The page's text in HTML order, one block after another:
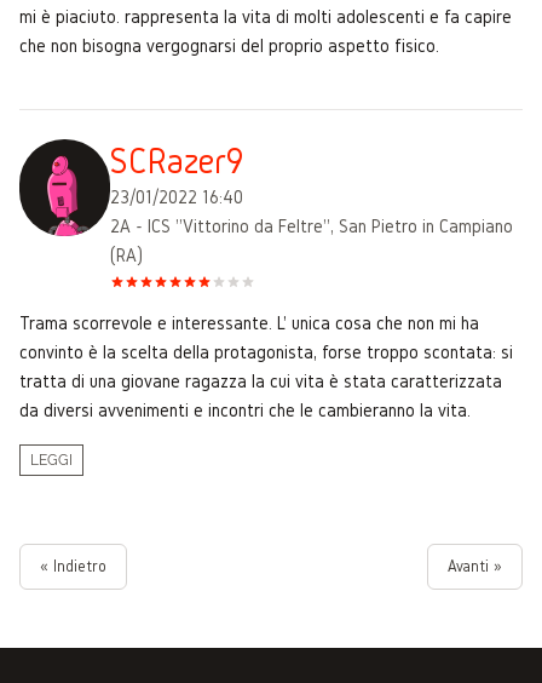
mi è piaciuto. rappresenta la vita di molti adolescenti e fa capire
che non bisogna vergognarsi del proprio aspetto fisico.
SCRazer9
23/01/2022 16:40
2A - ICS "Vittorino da Feltre", San Pietro in Campiano
(RA)
Trama scorrevole e interessante. L' unica cosa che non mi ha
convinto è la scelta della protagonista, forse troppo scontata: si
tratta di una giovane ragazza la cui vita è stata caratterizzata
da diversi avvenimenti e incontri che le cambieranno la vita.
LEGGI
« Indietro Avanti »